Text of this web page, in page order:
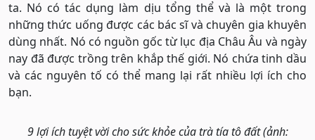
ta. Nó có tác dụng làm dịu tổng thể và là một trong
những thức uống được các bác sĩ và chuyên gia khuyên
dùng nhất. Nó có nguồn gốc từ lục địa Châu Âu và ngày
nay đã được trồng trên khắp thế giới. Nó chứa tinh dầu
và các nguyên tố có thể mang lại rất nhiều lợi ích cho
bạn.
9 lợi ích tuyệt vời cho sức khỏe của trà tía tô đất (ảnh: